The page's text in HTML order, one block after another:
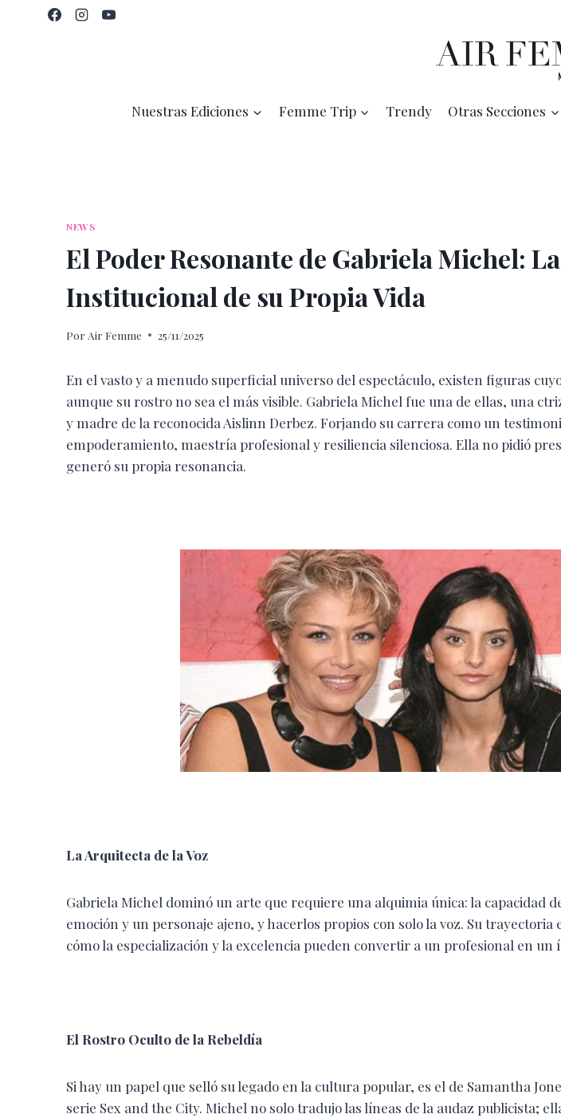
Nuestras Ediciones Femme Trip Trendy Otras Secciones
NEWS
El Poder Resonante de Gabriela Michel:
Institucional de su Propia Vida
Por Air Femme 25/11/2025
​En el vasto y a menudo superficial universo del espectáculo, existen figuras
aunque su rostro no sea el más visible. Gabriela Michel fue una de ellas, una
y madre de la reconocida Aislinn Derbez. Forjando su carrera como un
empoderamiento, maestría profesional y resiliencia silenciosa. Ella no pidió
generó su propia resonancia.
​La Arquitecta de la Voz
​Gabriela Michel dominó un arte que requiere una alquimia única: la capacidad
emoción y un personaje ajeno, y hacerlos propios con solo la voz. Su trayectoria
cómo la especialización y la excelencia pueden convertir a un profesional en un
​El Rostro Oculto de la Rebeldía
​Si hay un papel que selló su legado en la cultura popular, es el de Samantha
serie Sex and the City. Michel no solo tradujo las líneas de la audaz publicista;